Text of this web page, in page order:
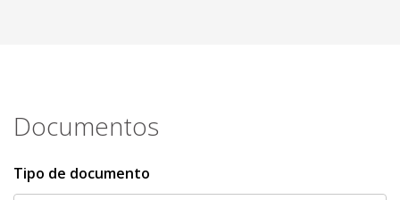
Documentos
Tipo de documento